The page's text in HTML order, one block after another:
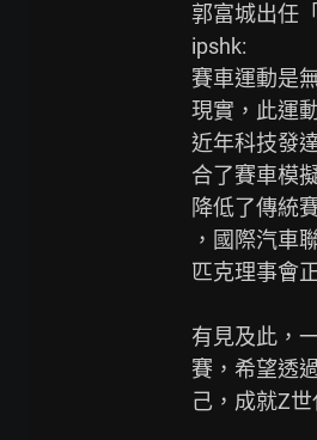
郭富城出任
ipshk:
賽車運動是
現實，此運
近年科技發
合了賽車模
降低了傳統
，國際汽車
匹克理事會
有見及此，
賽，希望透
己，成就Z世